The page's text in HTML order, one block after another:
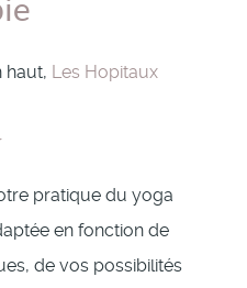
haut, Les Hopitaux
pratique du yoga
en fonction de
de vos possibilités